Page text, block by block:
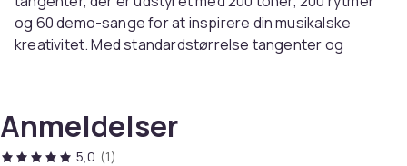
og 60 demo-sange for at inspirere din musikalske
kreativitet. Med standardstørrelse tangenter og
Anmeldelser
5,0 (1)